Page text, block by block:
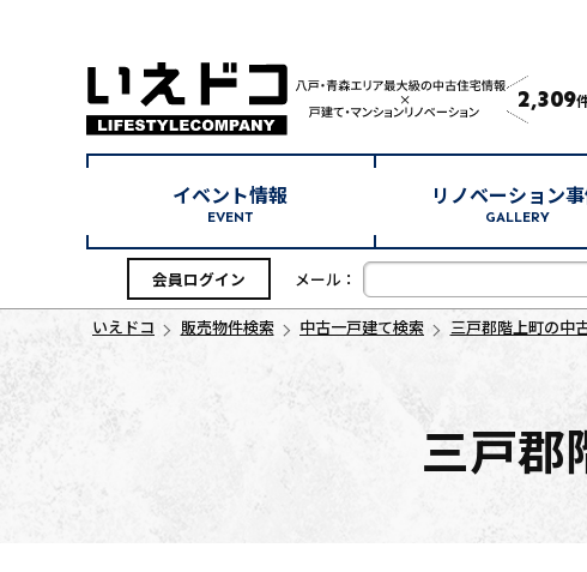
2,309
イベント情報
EVENT
リノベーション
GALLERY
会員ログイン メール：
いえドコ 販売物件検索 中古一戸建て検索 三戸郡階上町の中
三戸郡